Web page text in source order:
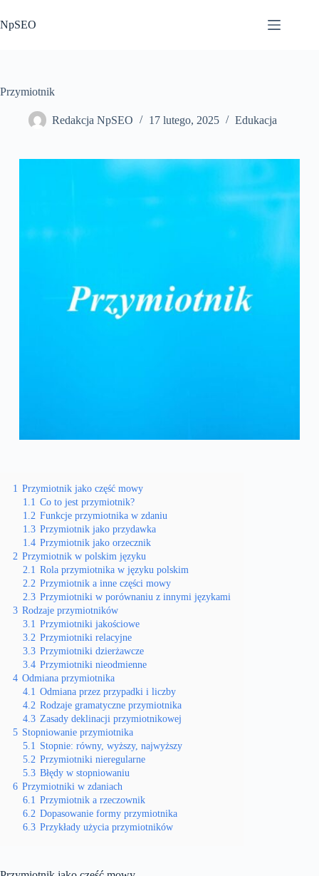
do
treści
NpSEO
Przymiotnik
Redakcja NpSEO 17 lutego, 2025 Edukacja
1 Przymiotnik jako część mowy
1.1 Co to jest przymiotnik?
1.2 Funkcje przymiotnika w zdaniu
1.3 Przymiotnik jako przydawka
1.4 Przymiotnik jako orzecznik
2 Przymiotnik w polskim języku
2.1 Rola przymiotnika w języku polskim
2.2 Przymiotnik a inne części mowy
2.3 Przymiotniki w porównaniu z innymi językami
3 Rodzaje przymiotników
3.1 Przymiotniki jakościowe
3.2 Przymiotniki relacyjne
3.3 Przymiotniki dzierżawcze
3.4 Przymiotniki nieodmienne
4 Odmiana przymiotnika
4.1 Odmiana przez przypadki i liczby
4.2 Rodzaje gramatyczne przymiotnika
4.3 Zasady deklinacji przymiotnikowej
5 Stopniowanie przymiotnika
5.1 Stopnie: równy, wyższy, najwyższy
5.2 Przymiotniki nieregularne
5.3 Błędy w stopniowaniu
6 Przymiotniki w zdaniach
6.1 Przymiotnik a rzeczownik
6.2 Dopasowanie formy przymiotnika
6.3 Przykłady użycia przymiotników